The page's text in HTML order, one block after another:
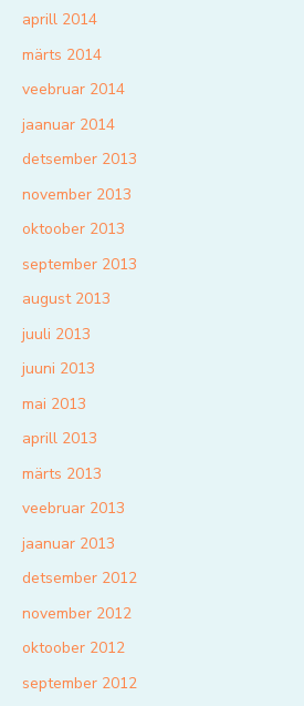
aprill 2014
märts 2014
veebruar 2014
jaanuar 2014
detsember 2013
november 2013
oktoober 2013
september 2013
august 2013
juuli 2013
juuni 2013
mai 2013
aprill 2013
märts 2013
veebruar 2013
jaanuar 2013
detsember 2012
november 2012
oktoober 2012
september 2012